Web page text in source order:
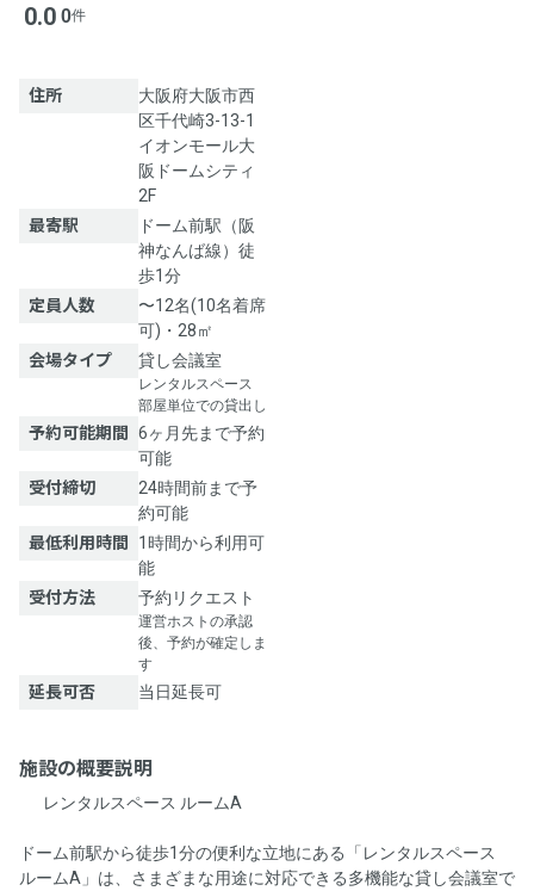
0.0 0件
住所
大阪府大阪市西
区千代崎3-13-1
イオンモール大
阪ドームシティ
2F
最寄駅
ドーム前駅（阪
神なんば線）徒
歩1分
定員人数
〜12名(10名着席
可)・28㎡
会場タイプ
貸し会議室
レンタルスペース
部屋単位での貸出し
予約可能期間
6ヶ月先まで予約
可能
受付締切
24時間前まで予
約可能
最低利用時間
1時間から利用可
能
受付方法
予約リクエスト
運営ホストの承認
後、予約が確定しま
す
延長可否 当日延長可
施設の概要説明
🌟 レンタルスペース ルームA 🌟
ドーム前駅から徒歩1分の便利な立地にある「レンタルスペース
ルームA」は、さまざまな用途に対応できる多機能な貸し会議室で